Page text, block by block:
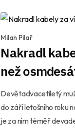
Milan Pilař
Nakradl
než
Devětadvacetiletý
do září letošního roku
je za ním téměř